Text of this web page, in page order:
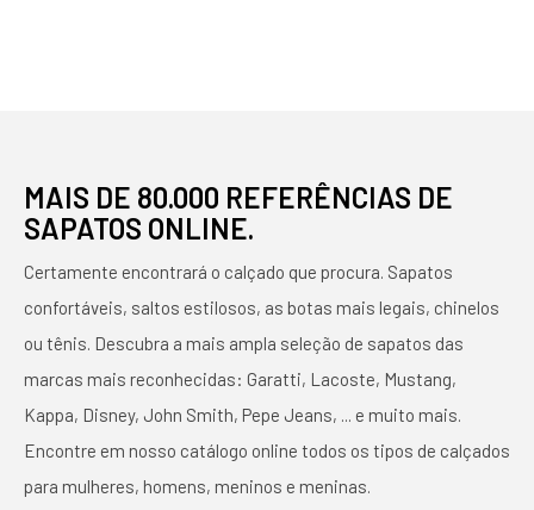
MAIS DE 80.000 REFERÊNCIAS DE
SAPATOS ONLINE.
Certamente encontrará o calçado que procura. Sapatos
confortáveis, saltos estilosos, as botas mais legais, chinelos
ou tênis. Descubra a mais ampla seleção de sapatos das
marcas mais reconhecidas: Garatti, Lacoste, Mustang,
Kappa, Disney, John Smith, Pepe Jeans, ... e muito mais.
Encontre em nosso catálogo online todos os tipos de calçados
para mulheres, homens, meninos e meninas.